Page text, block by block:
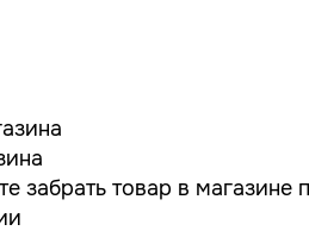
забрать товар в